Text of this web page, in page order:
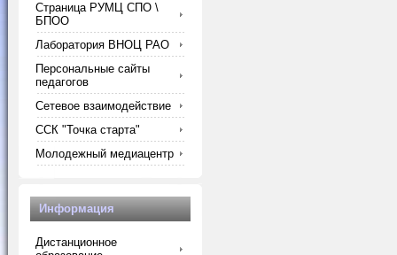
Страница РУМЦ СПО \
БПОО
Лаборатория ВНОЦ РАО
Персональные сайты
педагогов
Сетевое взаимодействие
ССК "Точка старта"
Молодежный медиацентр
Информация
Дистанционное